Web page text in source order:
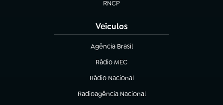
RNCP
(abre em nova aba)
Veículos
Agência Brasil
(abre em nova aba)
Rádio MEC
(abre em nova aba)
Rádio Nacional
Radioagência Nacional
(abre em nova aba)